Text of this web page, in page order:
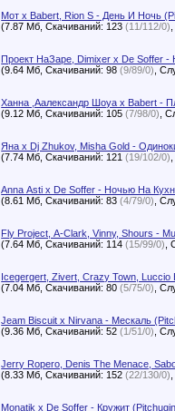
Мот x Babert, Rion S - День И Ночь
(7.87 Мб, Скачиваний: 123(11/112/0)
Проект НаЗаре, Dimixer x De Soffer -
(9.64 Мб, Скачиваний: 98(9/89/0)
Ханна ,Аалександр Шоуа x Babert -
(9.12 Мб, Скачиваний: 105(7/98/0)
Яна x Dj Zhukov, Misha Gold -
(7.74 Мб, Скачиваний: 121(19/102/0)
Anna Asti x De Soffer - Ночью На
(8.61 Мб, Скачиваний: 83(4/79/0)
Fly Project, A-Clark, Vinny, Shours -
(7.64 Мб, Скачиваний: 114(15/99/0)
Icegergert, Zivert, Crazy Town,
(7.04 Мб, Скачиваний: 80(5/75/0)
Jeam Biscuit x Nirvana - Мескаль
(9.36 Мб, Скачиваний: 52(1/51/0)
Jerry Ropero, Denis The Menace,
(8.33 Мб, Скачиваний: 152(22/130/0)
Monatik x De Soffer - Кружит